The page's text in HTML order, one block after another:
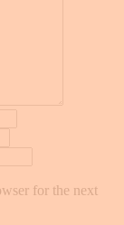
for the next